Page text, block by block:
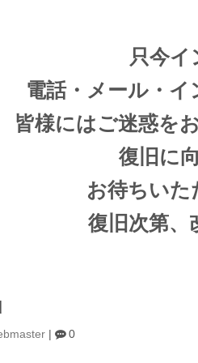
只今
電話・メール・イ
皆様にはご迷惑を
復旧に
お待ちいた
復旧次第、
0